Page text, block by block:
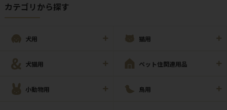
カテゴリから探す
犬用 猫用
犬猫用 ペット住関連用品
小動物用 鳥用